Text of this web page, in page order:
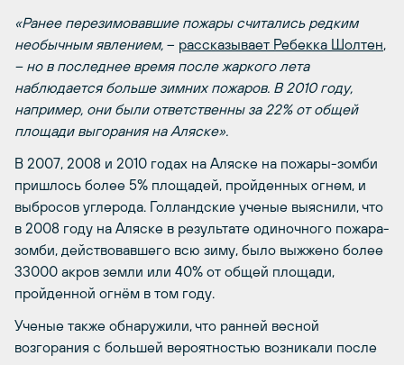
«Ранее перезимовавшие пожары считались редким
необычным явлением, – рассказывает Ребекка Шолтен,
– но в последнее время после жаркого лета
наблюдается больше зимних пожаров. В 2010 году,
например, они были ответственны за 22% от общей
площади выгорания на Аляске».
В 2007, 2008 и 2010 годах на Аляске на пожары-зомби
пришлось более 5% площадей, пройденных огнем, и
выбросов углерода. Голландские ученые выяснили, что
в 2008 году на Аляске в результате одиночного пожара-
зомби, действовавшего всю зиму, было выжжено более
33000 акров земли или 40% от общей площади,
пройденной огнём в том году.
Ученые также обнаружили, что ранней весной
возгорания с большей вероятностью возникали после